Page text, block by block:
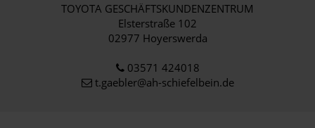
TOYOTA GESCHÄFTSKUNDENZENTRUM
Elsterstraße 102
02977 Hoyerswerda
03571 424018
t.gaebler@ah-schiefelbein.de